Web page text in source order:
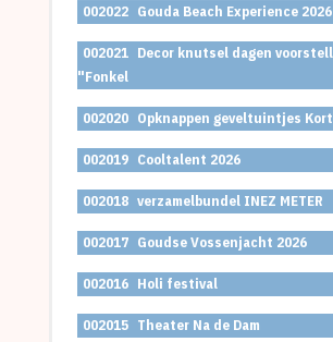
002022 Gouda Beach Experience 2026
002021 Decor knutsel dagen
"Fonkel
002020 Opknappen geveltuintjes
002019 Cooltalent 2026
002018 verzamelbundel INEZ METER
002017 Goudse Vossenjacht 2026
002016 Holi festival
002015 Theater Na de Dam